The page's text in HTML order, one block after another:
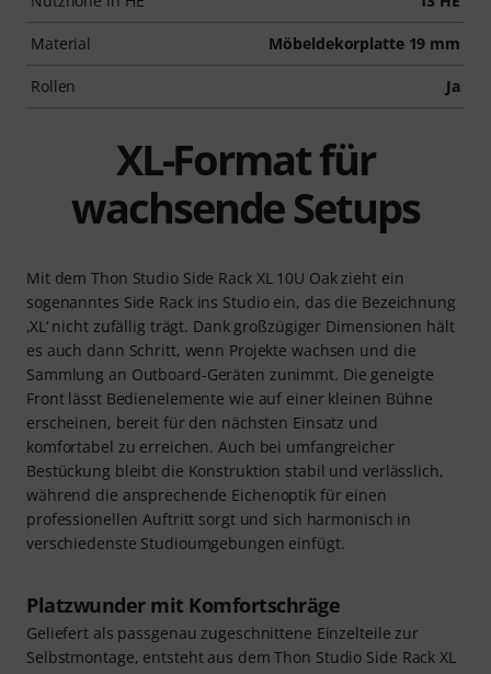
Material Möbeldekorplatte 19 mm
Rollen Ja
XL-Format für
wachsende Setups
Mit dem Thon Studio Side Rack XL 10U Oak zieht ein
sogenanntes Side Rack ins Studio ein, das die Bezeichnung
‚XL‘ nicht zufällig trägt. Dank großzügiger Dimensionen hält
es auch dann Schritt, wenn Projekte wachsen und die
Sammlung an Outboard-Geräten zunimmt. Die geneigte
Front lässt Bedienelemente wie auf einer kleinen Bühne
erscheinen, bereit für den nächsten Einsatz und
komfortabel zu erreichen. Auch bei umfangreicher
Bestückung bleibt die Konstruktion stabil und verlässlich,
während die ansprechende Eichenoptik für einen
professionellen Auftritt sorgt und sich harmonisch in
verschiedenste Studioumgebungen einfügt.
Platzwunder mit Komfortschräge
Geliefert als passgenau zugeschnittene Einzelteile zur
Selbstmontage, entsteht aus dem Thon Studio Side Rack XL